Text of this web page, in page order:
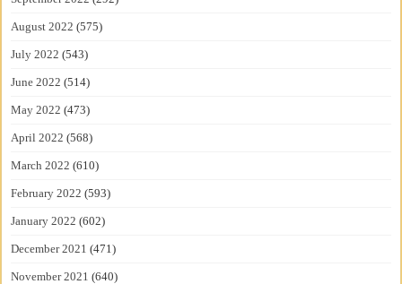
August 2022 (575)
July 2022 (543)
June 2022 (514)
May 2022 (473)
April 2022 (568)
March 2022 (610)
February 2022 (593)
January 2022 (602)
December 2021 (471)
November 2021 (640)